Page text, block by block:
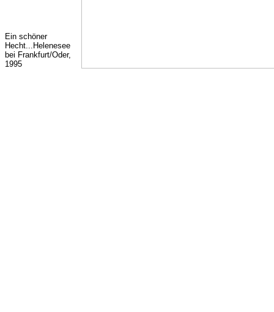
Ein schöner
Hecht...Helenesee
bei Frankfurt/Oder,
1995